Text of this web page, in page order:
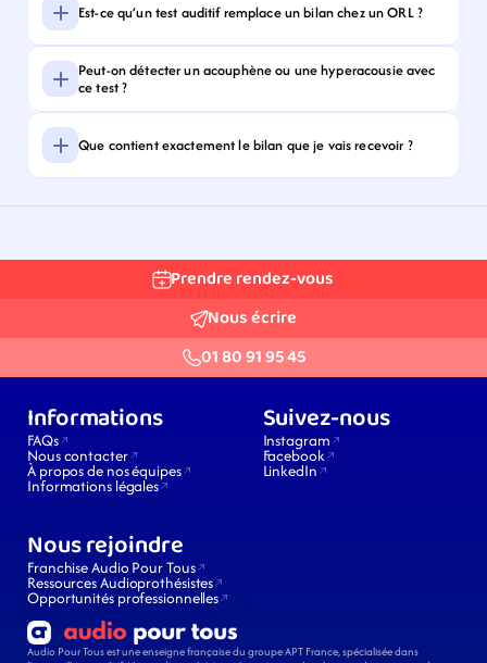
Est-ce qu’un test auditif remplace un bilan chez un ORL ?
Peut-on détecter un acouphène ou une hyperacousie avec
ce test ?
Que contient exactement le bilan que je vais recevoir ?
Prendre rendez-vous
Nous écrire
01 80 91 95 45
Audio Pour Tous est une enseigne française du groupe APT France, spécialisée dans
Informations
FAQs
Nous contacter
À propos de nos équipes
Informations légales
Suivez-nous
Instagram
Facebook
LinkedIn
Nous rejoindre
Franchise Audio Pour Tous
Ressources Audioprothésistes
Opportunités professionnelles